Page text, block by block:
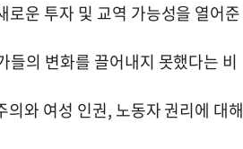
운 투자 및 교역 가능성을 열어준
들의 변화를 끌어내지 못했다는 비
와 여성 인권, 노동자 권리에 대해